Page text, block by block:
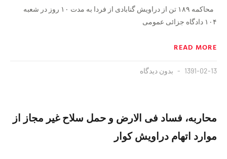
محاکمه ۱۸۹ تن از دراویش گنابادی از فردا به مدت ۱۰ روز در شعبه
۱۰۴ دادگاه جزائی عمومی
READ MORE
1391-02-13 بدون دیدگاه
محاربه، فساد فی الارض و حمل سلاح غیر مجاز از
موارد اتهام دراویش کوار